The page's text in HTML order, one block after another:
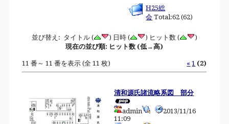
H25総
会 Total:62 (62)
並び替え: タイトル ( ) 日時 ( ) ヒット数 (
)
現在の並び順: ヒット数 (低→高)
11 番～ 11 番を表示 (全 11 枚) « 1 (2)
清和源氏諸流略系図 部分
admin
2013/11/16
11:09